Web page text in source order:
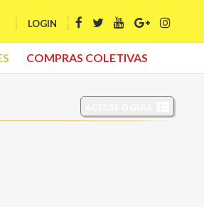
LOGIN
COMPRAS COLETIVAS